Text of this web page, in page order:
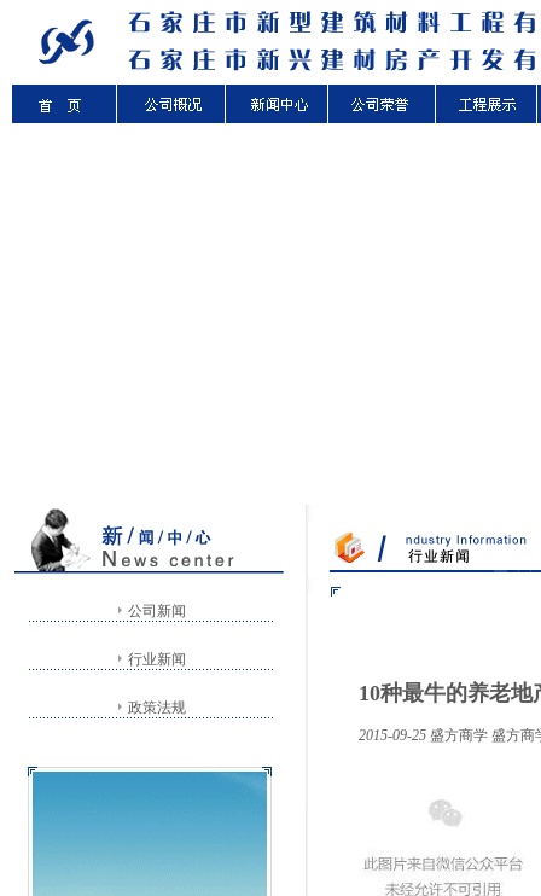
公司新闻
行业新闻
政策法规
10种最牛的养老
2015-09-25 盛方商学 盛方商